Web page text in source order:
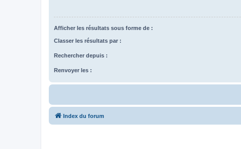
Afficher les résultats sous forme de :
Classer les résultats par :
Rechercher depuis :
Renvoyer les :
Index du forum